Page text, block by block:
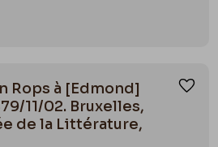
Rops à [Edmond]
11/02. Bruxelles,
de la Littérature,